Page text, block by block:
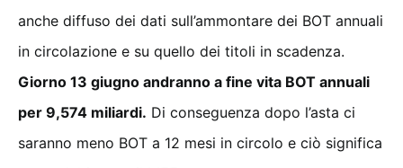
anche diffuso dei dati sull’ammontare dei BOT annuali
in circolazione e su quello dei titoli in scadenza.
Giorno 13 giugno andranno a fine vita BOT annuali
per 9,574 miliardi. Di conseguenza dopo l’asta ci
saranno meno BOT a 12 mesi in circolo e ciò significa